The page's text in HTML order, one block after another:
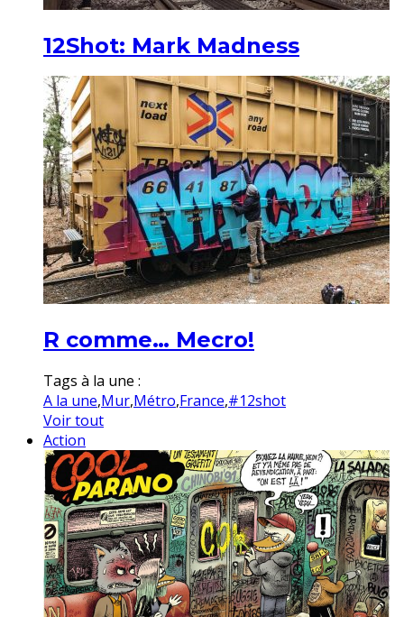
12Shot: Mark Madness
R comme… Mecro!
Tags à la une :
A la une,Mur,Métro,France,#12shot
Voir tout
Action